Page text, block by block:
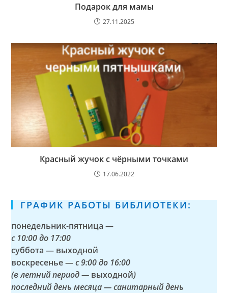
Подарок для мамы
27.11.2025
Красный жучок с чёрными точками
17.06.2022
ГРАФИК РАБОТЫ БИБЛИОТЕКИ:
понедельник-пятница —
с 10:00 до 17:00
суббота — выходной
воскресенье —с 9:00 до 16:00
(в летний период — выходной)
последний день месяца — санитарный день